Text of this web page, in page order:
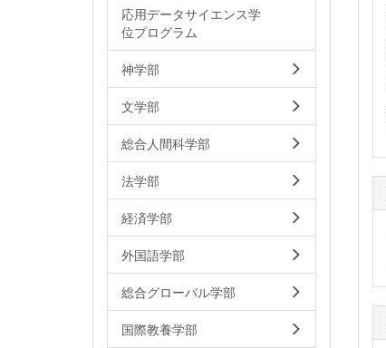
応用データサイエンス学
位プログラム
神学部
文学部
総合人間科学部
法学部
経済学部
外国語学部
総合グローバル学部
国際教養学部